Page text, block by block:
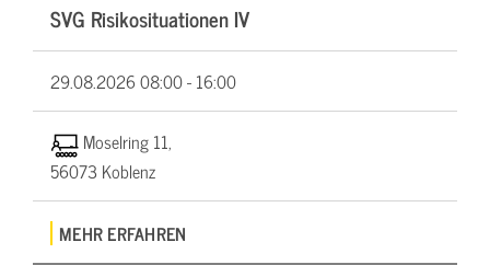
SVG Risikosituationen IV
29.08.202608:00 - 16:00
Moselring 11,
56073 Koblenz
MEHR ERFAHREN